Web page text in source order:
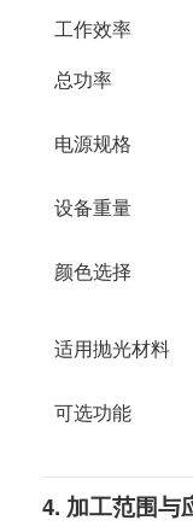
工作效率
总功率
电源规格
设备重量
颜色选择
适用抛光材料
可选功能
4. 加工范围与